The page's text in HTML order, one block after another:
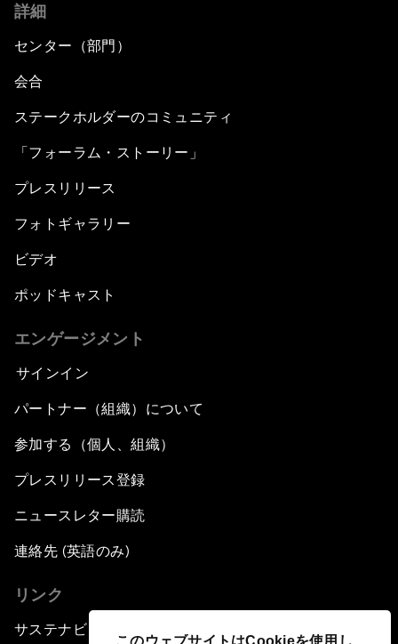
このウェブサイトはCookieを使用し
詳細
センター（部門）
会合
ステークホルダーのコミュニティ
「フォーラム・ストーリー」
プレスリリース
フォトギャラリー
ビデオ
ポッドキャスト
エンゲージメント
サインイン
パートナー（組織）について
参加する（個人、組織）
プレスリリース登録
ニュースレター購読
連絡先 (英語のみ)
リンク
サステナビリティへの取り組み